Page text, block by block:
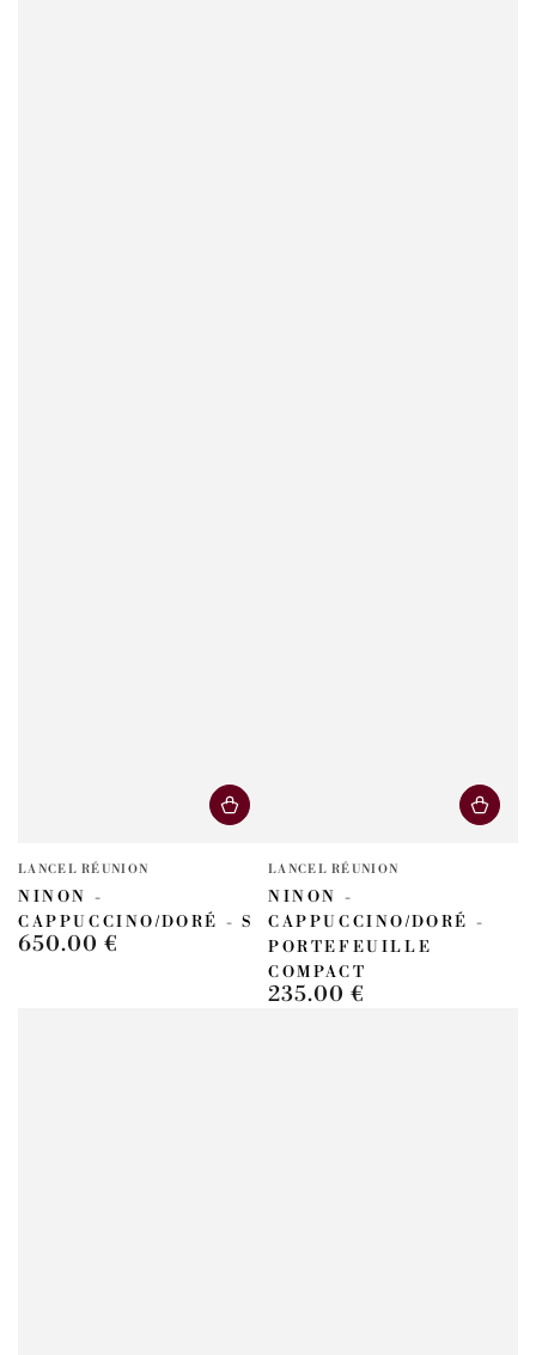
Fournisseur:
LANCEL RÉUNION
NINON -
CAPPUCCINO/DORÉ - S
Prix
650.00 €
Fournisseur:
LANCEL RÉUNION
NINON -
CAPPUCCINO/DORÉ -
PORTEFEUILLE
COMPACT
Prix
235.00 €